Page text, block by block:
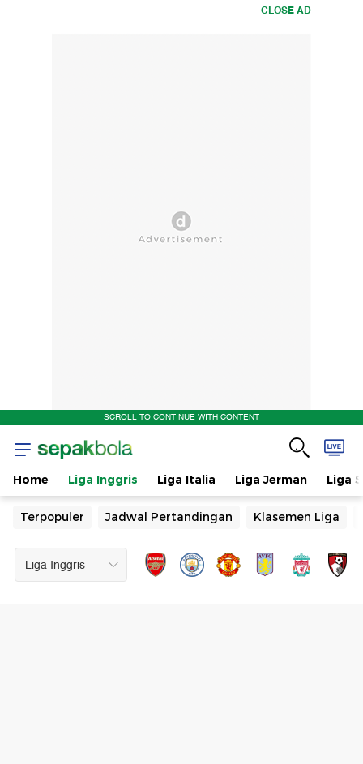
CLOSE AD
SCROLL TO CONTINUE WITH CONTENT
Home Liga Inggris Liga Italia Liga Jerman Liga
Terpopuler Jadwal Pertandingan Klasemen Liga